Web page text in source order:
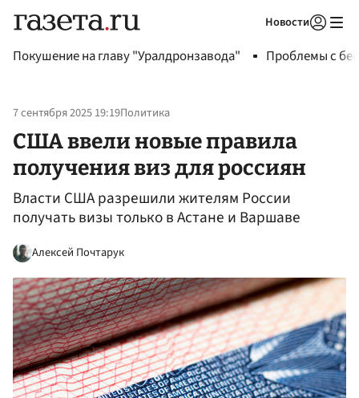
Новости
Покушение на главу "Уралдронзавода" Проблемы с
7 сентября 2025 19:19Политика
США ввели новые правила
получения виз для россиян
Власти США разрешили жителям России
получать визы только в Астане и Варшаве
Алексей Почтарук